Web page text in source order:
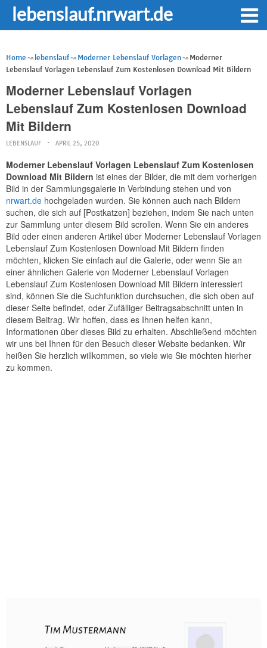
lebenslauf.nrwart.de
Home lebenslauf Moderner Lebenslauf Vorlagen
Moderner
Lebenslauf Vorlagen Lebenslauf Zum Kostenlosen Download Mit Bildern
Moderner Lebenslauf Vorlagen
Lebenslauf Zum Kostenlosen Download
Mit Bildern
LEBENSLAUF APRIL 25, 2020
Moderner Lebenslauf Vorlagen Lebenslauf Zum Kostenlosen
Download Mit Bildern ist eines der Bilder, die mit dem vorherigen
Bild in der Sammlungsgalerie in Verbindung stehen und von
nrwart.de hochgeladen wurden. Sie können auch nach Bildern
suchen, die sich auf [Postkatzen] beziehen, indem Sie nach unten
zur Sammlung unter diesem Bild scrollen. Wenn Sie ein anderes
Bild oder einen anderen Artikel über Moderner Lebenslauf Vorlagen
Lebenslauf Zum Kostenlosen Download Mit Bildern finden
möchten, klicken Sie einfach auf die Galerie, oder wenn Sie an
einer ähnlichen Galerie von Moderner Lebenslauf Vorlagen
Lebenslauf Zum Kostenlosen Download Mit Bildern interessiert
sind, können Sie die Suchfunktion durchsuchen, die sich oben auf
dieser Seite befindet, oder Zufälliger Beitragsabschnitt unten in
diesem Beitrag. Wir hoffen, dass es Ihnen helfen kann,
Informationen über dieses Bild zu erhalten. Abschließend möchten
wir uns bei Ihnen für den Besuch dieser Website bedanken. Wir
heißen Sie herzlich willkommen, so viele wie Sie möchten hierher
zu kommen.